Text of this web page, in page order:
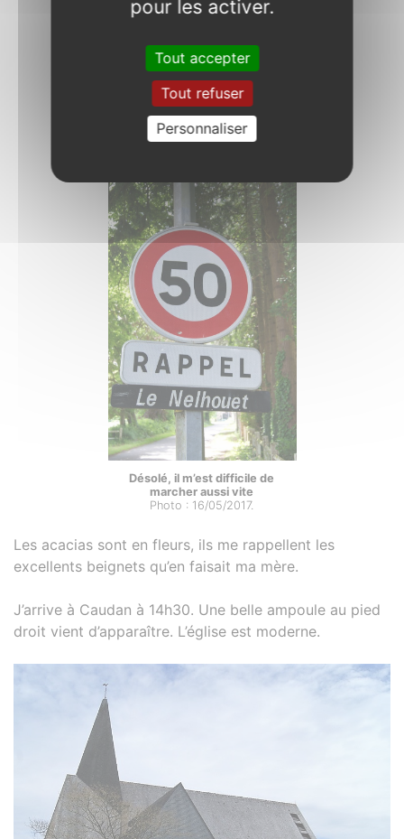
Chapelle Notre-Dame-de-
Vérité
Désolé, il m’est difficile de
marcher aussi vite
Photo : 16/05/2017.
Les acacias sont en fleurs, ils me rappellent les
excellents beignets qu’en faisait ma mère.
J’arrive à Caudan à 14h30. Une belle ampoule au pied
droit vient d’apparaître. L’église est moderne.
pour les activer.
Tout accepter
Tout refuser
Personnaliser